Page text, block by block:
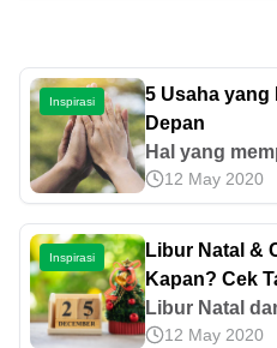
Inspirasi
5 Usaha yang
Depan
Hal yang
sebuah usaha
permintaan
harus terus
dalam
itu, informasi
12 May 2020
Inspirasi
Libur Natal &
Kapan? Cek
Libur Natal
menjadi
12 May 2020